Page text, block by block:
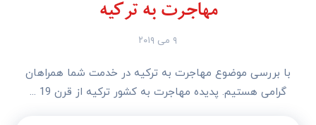
مهاجرت به ترکیه
۹ می ۲۰۱۹
با بررسی موضوع مهاجرت به ترکیه در خدمت شما همراهان
گرامی هستیم. پدیده مهاجرت به کشور ترکیه از قرن 19 ...